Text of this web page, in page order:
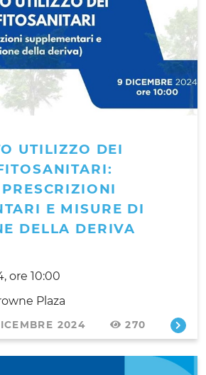
UTILIZZO DEI
E MISURE DI
DELLA DERIVA
ore 10:00
Plaza
2024 270